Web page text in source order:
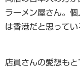
ラーメン屋さん。
は香港だと思ってい
店員さんの愛想もと